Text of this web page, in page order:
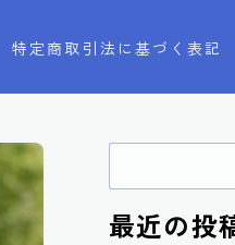
特定商取引法に基づく表記
最近の投